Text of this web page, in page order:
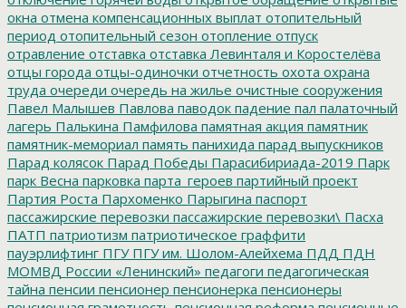
окна отмена компенсационных выплат отопительный
период отопительный сезон отопление отпуск
отравление отставка отставка Левинталя и Коростелёва
отцы города отцы-одиночки отчетность охота охрана
труда очереди очередь на жилье очистные сооружения
Павел Малышев Павлова паводок падение пал палаточный
лагерь Палькина Памфилова памятная акция памятник
памятник-мемориал память панихида парад выпускников
Парад колясок Парад Победы Парасибириада-2019 Парк
парк Весна парковка парта_героев партийный проект
Партия Роста Пархоменко Парыгина паспорт
пассажирские перевозки пассажирские перевозки\ Пасха
ПАТП патриотизм патриотическое граффити
пауэрлифтинг ПГУПГУ им. Шолом-Алейхема ПДД ПДН
МОМВД России «Ленинский» педагоги педагогическая
тайна пенсии пенсионер пенсионерка пенсионеры